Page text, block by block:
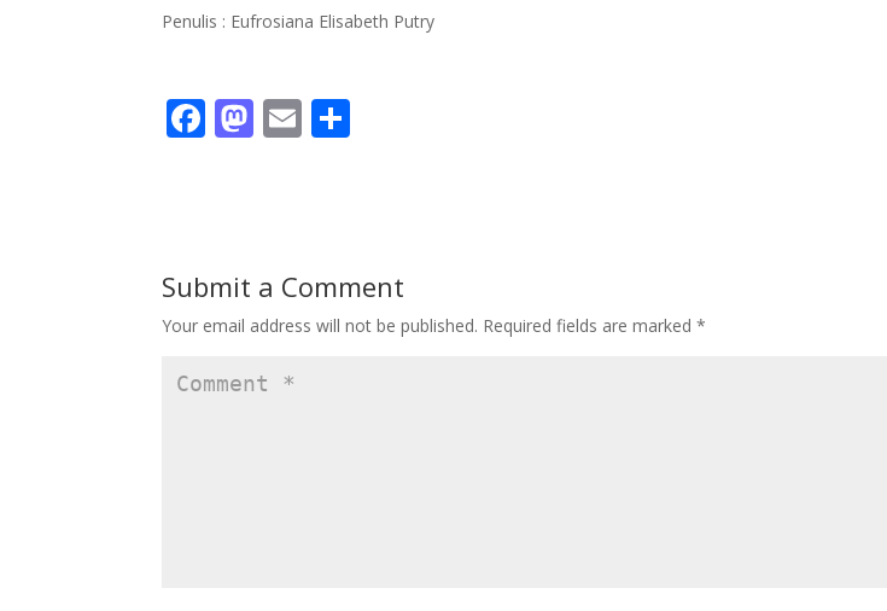
Penulis : Eufrosiana Elisabeth Putry
F
ac
o
o
k
M
as
o
n
E
m
Submit a Comment
Your email address will not be published. Required fields are marked*